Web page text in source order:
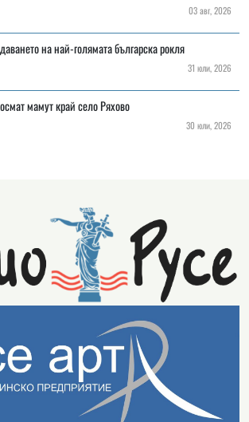
03 авг, 2026
на най-голямата българска рокля
31 юли, 2026
мамут край село Ряхово
30 юли, 2026